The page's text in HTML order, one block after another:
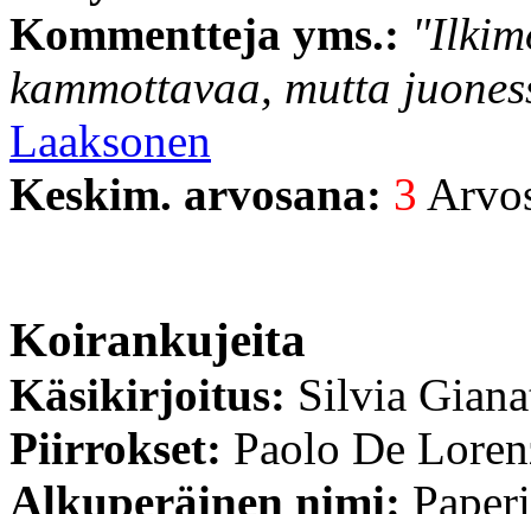
Kommentteja yms.:
kammottavaa, mutta
Laaksonen
Keskim. arvosana: 3
Koirankujeita
Käsikirjoitus: Silvia
Piirrokset: Paolo De
Alkuperäinen nimi: